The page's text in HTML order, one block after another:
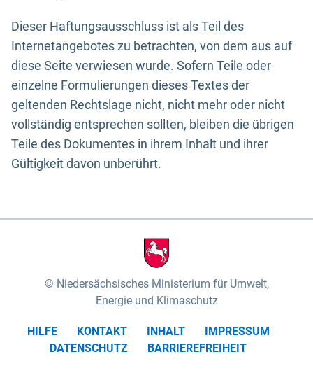
Dieser Haftungsausschluss ist als Teil des
Internetangebotes zu betrachten, von dem aus auf
diese Seite verwiesen wurde. Sofern Teile oder
einzelne Formulierungen dieses Textes der
geltenden Rechtslage nicht, nicht mehr oder nicht
vollständig entsprechen sollten, bleiben die übrigen
Teile des Dokumentes in ihrem Inhalt und ihrer
Gültigkeit davon unberührt.
Niedersächsisches Ministerium für Umwelt,
Energie und Klimaschutz
HILFE KONTAKT INHALT
IMPRESSUM
DATENSCHUTZ
BARRIEREFREIHEIT